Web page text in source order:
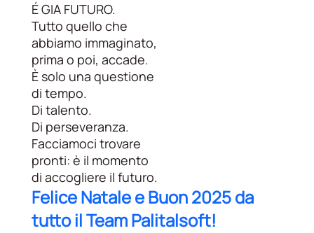
É GIA FUTURO.
Tutto quello che
abbiamo immaginato,
prima o poi, accade.
È solo una questione
di tempo.
Di talento.
Di perseveranza.
Facciamoci trovare
pronti: è il momento
di accogliere il futuro.
Felice Natale e Buon 2025 da
tutto il Team Palitalsoft!